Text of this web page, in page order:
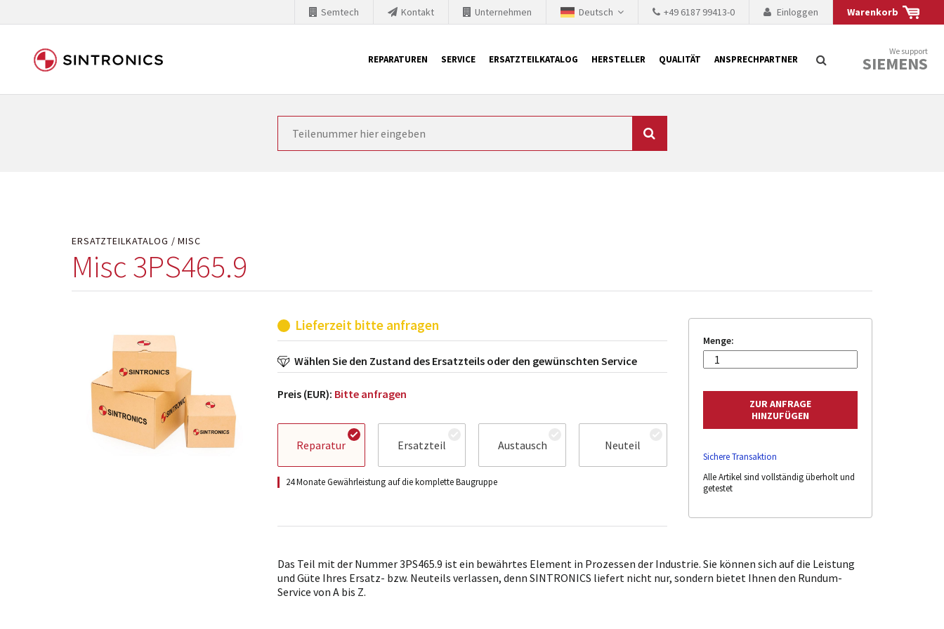
Warenkorb
Einloggen
+49 6187 99413-0
Deutsch
Unternehmen
Kontakt
Semtech
REPARATUREN SERVICE ERSATZTEILKATALOG HERSTELLER QUALITÄT ANSPRECHPARTNER
We support
SIEMENS
Unsere Zusammenarbeit mit Siemens
ERSATZTEILKATALOG MISC
Misc 3PS465.9
Lieferzeit bitte anfragen
Wählen Sie den Zustand des Ersatzteils oder den gewünschten Service
Preis (EUR): Bitte anfragen
Reparatur Ersatzteil Austausch Neuteil
24 Monate Gewährleistung auf die komplette Baugruppe
Menge:
Sichere Transaktion
Alle Artikel sind vollständig überholt und
getestet
Das Teil mit der Nummer 3PS465.9 ist ein bewährtes Element in Prozessen der Industrie. Sie können sich auf die Leistung
und Güte Ihres Ersatz- bzw. Neuteils verlassen, denn SINTRONICS liefert nicht nur, sondern bietet Ihnen den Rundum-
Service von A bis Z.